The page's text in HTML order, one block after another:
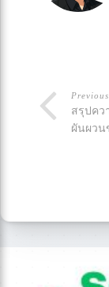
สรุปคว
ผันผวน